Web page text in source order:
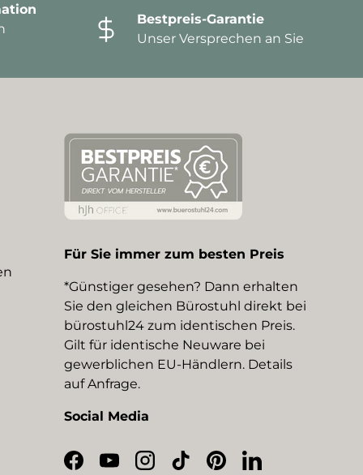
Bestpreis-Garantie
Unser Versprechen an Sie
Für Sie immer zum besten Preis
*Günstiger gesehen? Dann erhalten
Sie den gleichen Bürostuhl direkt bei
bürostuhl24 zum identischen Preis.
Gilt für identische Neuware bei
gewerblichen EU-Händlern. Details
auf Anfrage.
Social Media
Facebook
YouTubeInstagram
TikTokPinterestLinkedIn